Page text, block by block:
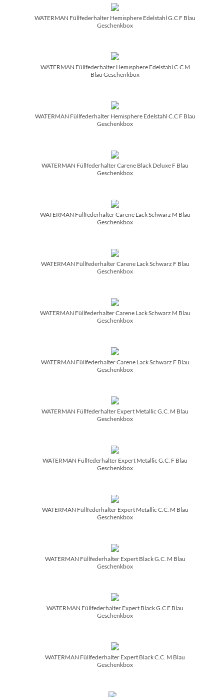
WATERMAN Füllfederhalter Hemisphere Edelstahl G.C F Blau
Geschenkbox
WATERMAN Füllfederhalter Hemisphere Edelstahl C.C M
Blau Geschenkbox
WATERMAN Füllfederhalter Hemisphere Edelstahl C.C F Blau
Geschenkbox
WATERMAN Füllfederhalter Carene Black Deluxe F Blau
Geschenkbox
WATERMAN Füllfederhalter Carene Lack Schwarz M Blau
Geschenkbox
WATERMAN Füllfederhalter Carene Lack Schwarz F Blau
Geschenkbox
WATERMAN Füllfederhalter Carene Lack Schwarz M Blau
Geschenkbox
WATERMAN Füllfederhalter Carene Lack Schwarz F Blau
Geschenkbox
WATERMAN Füllfederhalter Expert Metallic G.C. M Blau
Geschenkbox
WATERMAN Füllfederhalter Expert Metallic G.C. F Blau
Geschenkbox
WATERMAN Füllfederhalter Expert Metallic C.C. M Blau
Geschenkbox
WATERMAN Füllfederhalter Expert Black G.C. M Blau
Geschenkbox
WATERMAN Füllfederhalter Expert Black G.C F Blau
Geschenkbox
WATERMAN Füllfederhalter Expert Black C.C. M Blau
Geschenkbox